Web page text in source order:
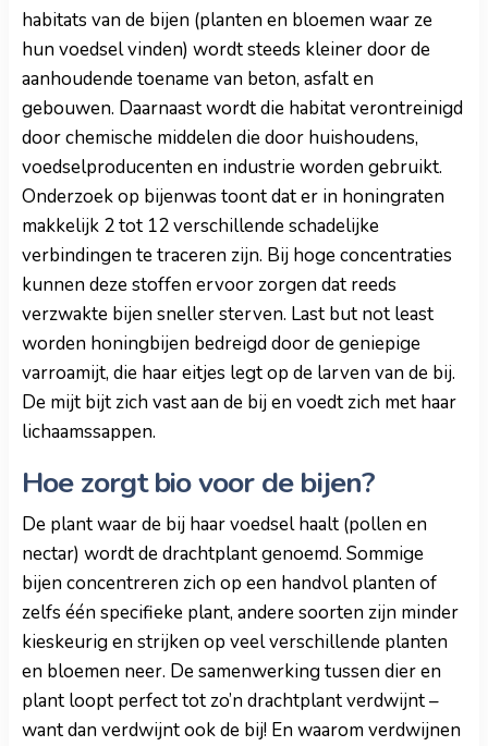
habitats van de bijen (planten en bloemen waar ze
hun voedsel vinden) wordt steeds kleiner door de
aanhoudende toename van beton, asfalt en
gebouwen. Daarnaast wordt die habitat verontreinigd
door chemische middelen die door huishoudens,
voedselproducenten en industrie worden gebruikt.
Onderzoek op bijenwas toont dat er in honingraten
makkelijk 2 tot 12 verschillende schadelijke
verbindingen te traceren zijn. Bij hoge concentraties
kunnen deze stoffen ervoor zorgen dat reeds
verzwakte bijen sneller sterven. Last but not least
worden honingbijen bedreigd door de geniepige
varroamijt, die haar eitjes legt op de larven van de bij.
De mijt bijt zich vast aan de bij en voedt zich met haar
lichaamssappen.
Hoe zorgt bio voor de bijen?
De plant waar de bij haar voedsel haalt (pollen en
nectar) wordt de drachtplant genoemd. Sommige
bijen concentreren zich op een handvol planten of
zelfs één specifieke plant, andere soorten zijn minder
kieskeurig en strijken op veel verschillende planten
en bloemen neer. De samenwerking tussen dier en
plant loopt perfect tot zo’n drachtplant verdwijnt –
want dan verdwijnt ook de bij! En waarom verdwijnen